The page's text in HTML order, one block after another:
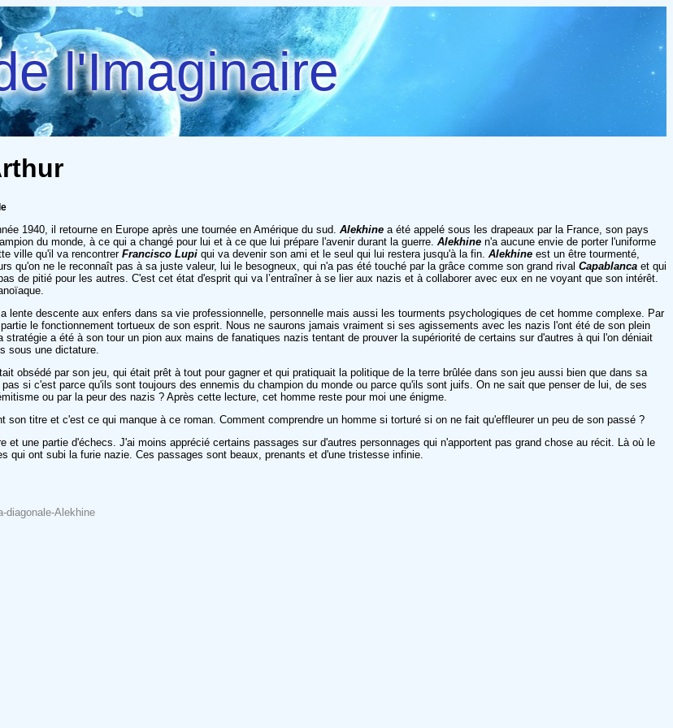
l'Imaginaire
1940, il retourne en Europe après une tournée en Amérique du sud. Alekhine a été appelé sous les drapeaux par la France, son pays
du monde, à ce qui a changé pour lui et à ce que lui prépare l'avenir durant la guerre. Alekhine n'a aucune envie de porter l'uniforme
ville qu'il va rencontrer Francisco Lupi qui va devenir son ami et le seul qui lui restera jusqu'à la fin. Alekhine est un être tourmenté,
qu'on ne le reconnaît pas à sa juste valeur, lui le besogneux, qui n'a pas été touché par la grâce comme son grand rival Capablanca et qui
de pitié pour les autres. C'est cet état d'esprit qui va l’entraîner à se lier aux nazis et à collaborer avec eux en ne voyant que son intérêt.
lente descente aux enfers dans sa vie professionnelle, personnelle mais aussi les tourments psychologiques de cet homme complexe. Par
le fonctionnement tortueux de son esprit. Nous ne saurons jamais vraiment si ses agissements avec les nazis l'ont été de son plein
a été à son tour un pion aux mains de fanatiques nazis tentant de prouver la supériorité de certains sur d'autres à qui l'on déniait
sous une dictature.
obsédé par son jeu, qui était prêt à tout pour gagner et qui pratiquait la politique de la terre brûlée dans son jeu aussi bien que dans sa
si c'est parce qu'ils sont toujours des ennemis du champion du monde ou parce qu'ils sont juifs. On ne sait que penser de lui, de ses
ou par la peur des nazis ? Après cette lecture, cet homme reste pour moi une énigme.
titre et c'est ce qui manque à ce roman. Comment comprendre un homme si torturé si on ne fait qu'effleurer un peu de son passé ?
une partie d'échecs. J'ai moins apprécié certains passages sur d'autres personnages qui n'apportent pas grand chose au récit. Là où le
ont subi la furie nazie. Ces passages sont beaux, prenants et d'une tristesse infinie.
diagonale-Alekhine